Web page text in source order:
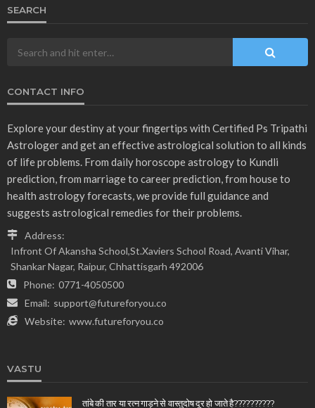
SEARCH
CONTACT INFO
Explore your destiny at your fingertips with Certified Ps Tripathi
Astrologer and get an effective astrological solution to all kinds
of life problems. From daily horoscope astrology to Kundli
prediction, from marriage to career prediction, from house to
health astrology forecasts, we provide full guidance and
suggests astrological remedies for their problems.
Address:
Infront Of Akansha School,St.Xaviers School Road, Avanti Vihar,
Shankar Nagar, Raipur, Chhattisgarh 492006
Phone: 0771-4050500
Email: support@futureforyou.co
Website: www.futureforyou.co
VASTU
तांबे की तार या रत्न गाड़ने से वास्तुदोष दूर हो जाते है??????????